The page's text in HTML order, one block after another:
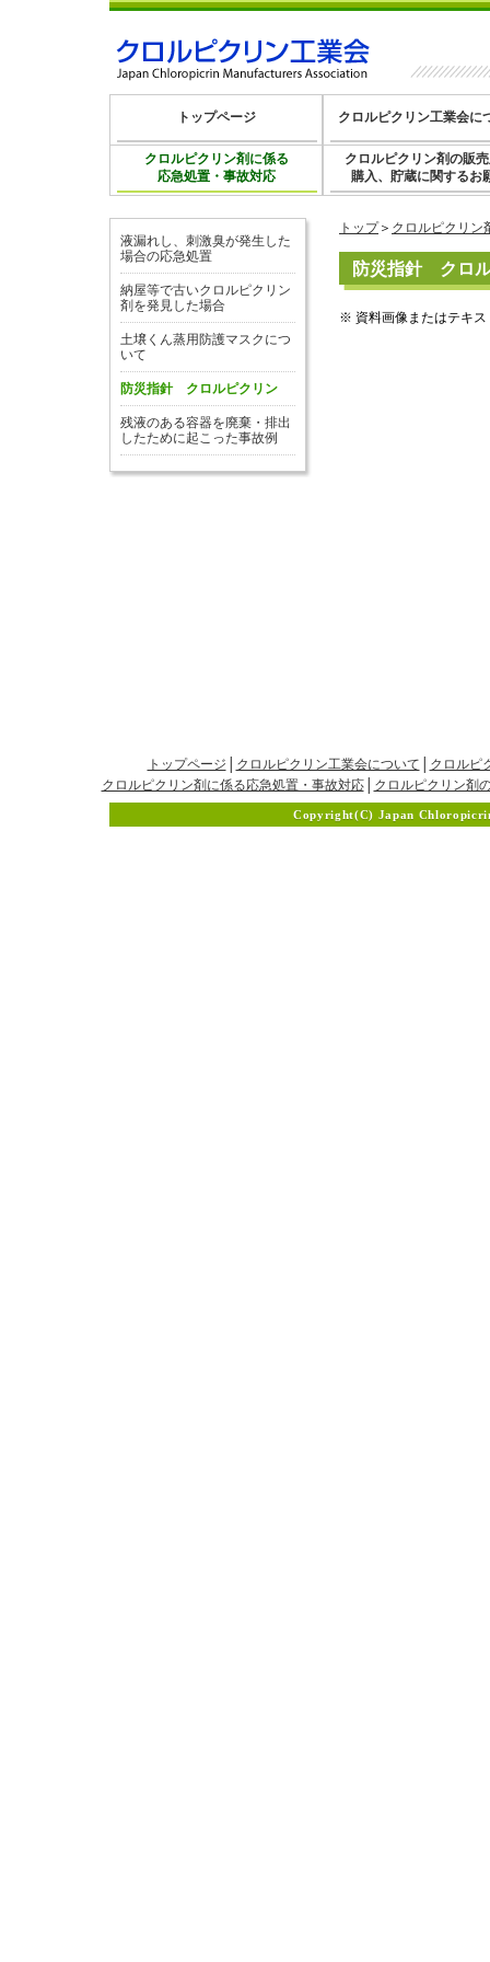
トップページ クロルピクリン工業会に
クロルピクリン剤に係る
応急処置・事故対応
クロルピクリン剤の販
購入、貯蔵に関するお
液漏れし、刺激臭が発生した
場合の応急処置
納屋等で古いクロルピクリン
剤を発見した場合
土壌くん蒸用防護マスクにつ
いて
防災指針 クロルピクリン
残液のある容器を廃棄・排出
したために起こった事故例
トップ＞ クロルピクリン
防災指針 クロ
※ 資料画像またはテキス
トップページ クロルピクリン工業会について
クロルピ
クロルピクリン剤に係る応急処置・事故対応│ クロルピクリン剤
Copyright(C) Japan